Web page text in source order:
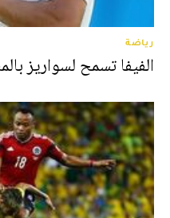
رياضة
الفيفا تسمح لسواريز